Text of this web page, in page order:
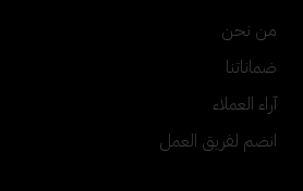
من نحن
ضماناتنا
آراء العملاء
انضم لفريق العمل